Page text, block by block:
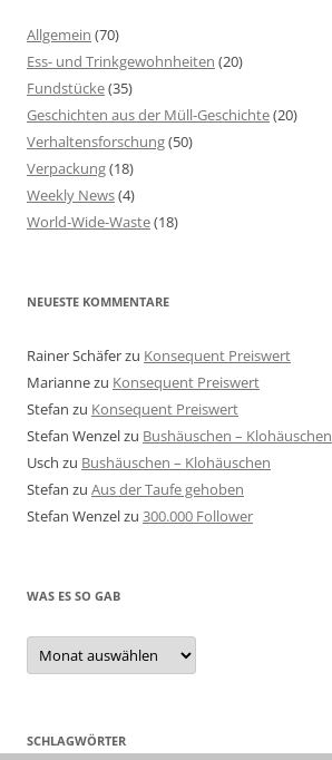
Allgemein (70)
Ess- und Trinkgewohnheiten (20)
Fundstücke(35)
Geschichten aus der Müll-Geschichte(20)
Verhaltensforschung(50)
Verpackung(18)
Weekly News(4)
World-Wide-Waste(18)
NEUESTE KOMMENTARE
Rainer Schäferzu Konsequent Preiswert
Mariannezu Konsequent Preiswert
Stefan zu Konsequent Preiswert
Stefan Wenzelzu Bushäuschen – Klohäuschen
Usch zu Bushäuschen – Klohäuschen
Stefan zu Aus der Taufe gehoben
Stefan Wenzelzu 300.000 Follower
WAS ES SO GAB
Was
es
so
SCHLAGWÖRTER